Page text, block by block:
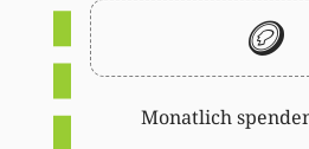
🪙
Monatlich